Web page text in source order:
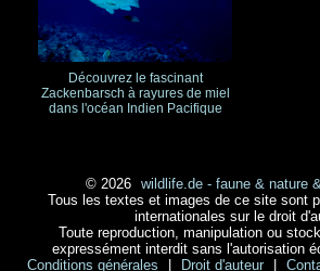
Découvrez le fascinant
Zackenbarsch à rayures de miel
dans l'océan Indien Pacifique
© 2026 wildlife.de - faune & nature
Tous les textes et images de ce site sont
internationales sur le droit
Toute reproduction, manipulation ou
expressément interdit sans l'autorisation
Conditions générales
Droit d'auteur